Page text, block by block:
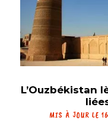
L’Ouzbékistan
MIS À JOUR LE